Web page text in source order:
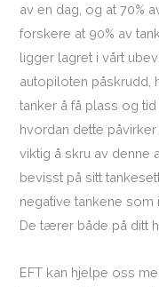
av en dag, og at 70%
forskere at 90% av
ligger lagret i vårt
autopiloten påskrudd,
tanker å få plass og
hvordan dette
viktig å skru av
bevisst på sitt
negative tankene som
De tærer både på ditt
EFT kan hjelpe oss